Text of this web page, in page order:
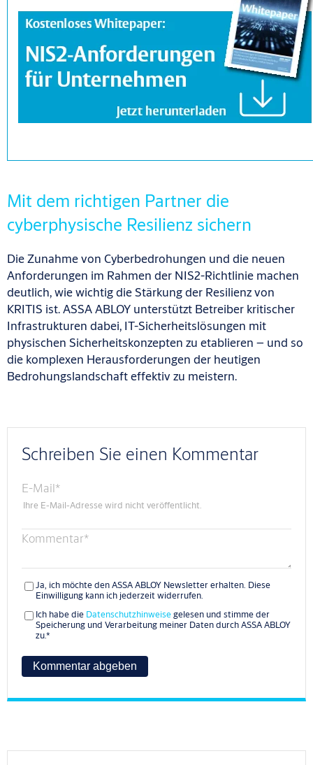
Mit dem richtigen Partner die
cyberphysische Resilienz sichern
Die Zunahme von Cyberbedrohungen und die neuen
Anforderungen im Rahmen der NIS2-Richtlinie machen
deutlich, wie wichtig die Stärkung der Resilienz von
KRITIS ist. ASSA ABLOY unterstützt Betreiber kritischer
Infrastrukturen dabei, IT-Sicherheitslösungen mit
physischen Sicherheitskonzepten zu etablieren – und so
die komplexen Herausforderungen der heutigen
Bedrohungslandschaft effektiv zu meistern.
Schreiben Sie einen Kommentar
E-Mail*
Ihre E-Mail-Adresse wird nicht veröffentlicht.
Kommentar*
Ja, ich möchte den ASSA ABLOY Newsletter erhalten. Diese
Einwilligung kann ich jederzeit widerrufen.
Ich habe die Datenschutzhinweisegelesen und stimme der
Speicherung und Verarbeitung meiner Daten durch ASSA ABLOY
zu.*